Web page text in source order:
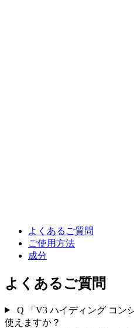
よくあるご質問
ご使用方法
成分
よくあるご質問
Q
「V3 ハイディング コン
使えますか？